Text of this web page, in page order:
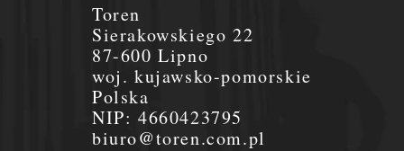
Toren
Sierakowskiego 22
87-600 Lipno
woj. kujawsko-pomorskie
Polska
NIP:4660423795
biuro@toren.com.pl